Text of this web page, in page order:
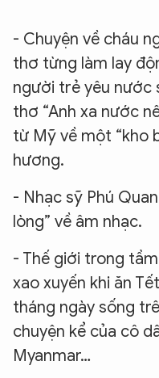
- Chuyện về cháu
thơ từng làm lay
người trẻ yêu nước
thơ “Anh xa nước
từ Mỹ về một “kho
hương.
- Nhạc sỹ Phú
lòng” về âm nhạc.
- Thế giới trong
xao xuyến khi ăn
tháng ngày sống
chuyện kể của cô
Myanmar…